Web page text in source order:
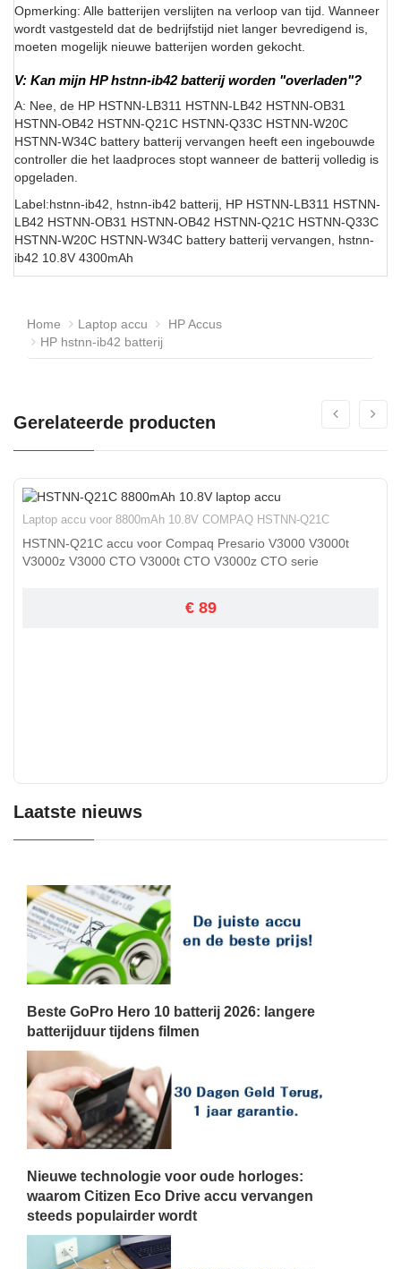
Opmerking: Alle batterijen verslijten na verloop van tijd. Wanneer
wordt vastgesteld dat de bedrijfstijd niet langer bevredigend is,
moeten mogelijk nieuwe batterijen worden gekocht.
V: Kan mijn HP hstnn-ib42 batterij worden "overladen"?
A: Nee, de HP HSTNN-LB311 HSTNN-LB42 HSTNN-OB31
HSTNN-OB42 HSTNN-Q21C HSTNN-Q33C HSTNN-W20C
HSTNN-W34C battery batterij vervangen heeft een ingebouwde
controller die het laadproces stopt wanneer de batterij volledig is
opgeladen.
Label:hstnn-ib42, hstnn-ib42 batterij, HP HSTNN-LB311 HSTNN-
LB42 HSTNN-OB31 HSTNN-OB42 HSTNN-Q21C HSTNN-Q33C
HSTNN-W20C HSTNN-W34C battery batterij vervangen, hstnn-
ib42 10.8V 4300mAh
Home Laptop accu
HP Accus
HP hstnn-ib42 batterij
Gerelateerde producten
Laptop accu voor 8800mAh 10.8V COMPAQ HSTNN-Q21C
HSTNN-Q21C accu voor Compaq Presario V3000 V3000t
V3000z V3000 CTO V3000t CTO V3000z CTO serie
€ 89
Laatste nieuws
Beste GoPro Hero 10 batterij 2026: langere
batterijduur tijdens filmen
Nieuwe technologie voor oude horloges:
waarom Citizen Eco Drive accu vervangen
steeds populairder wordt